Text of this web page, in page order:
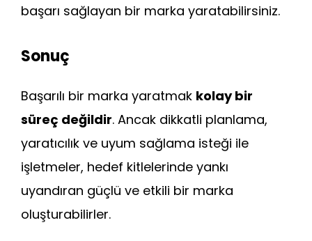
başarı sağlayan bir marka yaratabilirsiniz.
Sonuç
Başarılı bir marka yaratmak kolay bir
süreç değildir. Ancak dikkatli planlama,
yaratıcılık ve uyum sağlama isteği ile
işletmeler, hedef kitlelerinde yankı
uyandıran güçlü ve etkili bir marka
oluşturabilirler.